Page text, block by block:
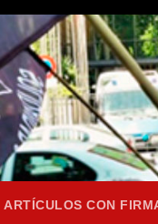
ARTÍCULOS CON